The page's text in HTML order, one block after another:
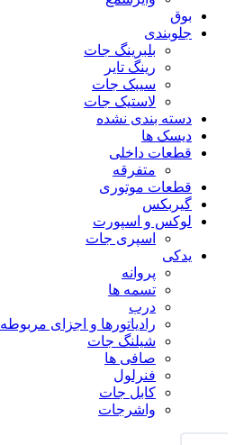
بوق
جلوبندی
بلبرینگ جات
رینگ تایر
سیبک جات
لاستیک جات
دسته بندی نشده
دیسک ها
قطعات داخلی
متفرقه
قطعات موتوری
گیربکس
لوکس و اسپورت
اسپری جات
یدکی
پروانه
تسمه ها
درب
رادیاتورها و اجزای مربوطه
شیلنگ جات
صافی ها
فنرلول
کابل جات
واشرجات